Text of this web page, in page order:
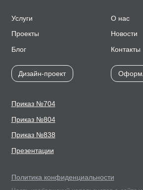
Услуги
Проекты
Блог
Дизайн-проект
О нас
Новости
Контакты
Приказ №704
Приказ №804
Приказ №838
Презентации
Политика конфиденциальности